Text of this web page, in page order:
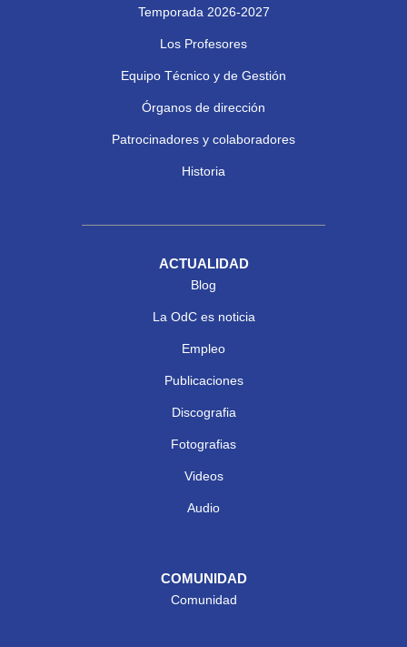
Temporada 2026-2027
Los Profesores
Equipo Técnico y de Gestión
Órganos de dirección
Patrocinadores y colaboradores
Historia
ACTUALIDAD
Blog
La OdC es noticia
Empleo
Publicaciones
Discografia
Fotografias
Videos
Audio
COMUNIDAD
Comunidad